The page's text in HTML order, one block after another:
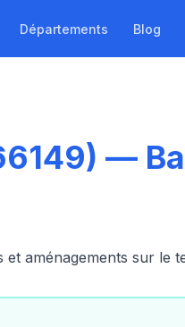
Départements Blog
—
aménagements sur le